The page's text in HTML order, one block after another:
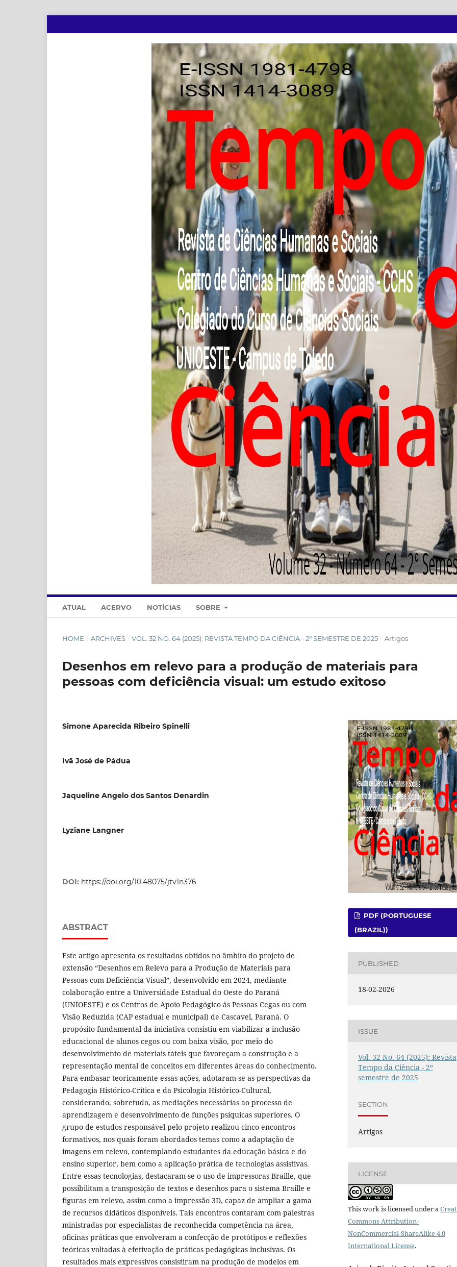
ATUAL ACERVO NOTÍCIAS SOBRE
HOME / ARCHIVES / VOL. 32 NO. 64 (2025): REVISTA TEMPO DA CIÊNCIA - 2º SEMESTRE DE 2025 / Artigos
Desenhos em relevo para a produção de materiais para
pessoas com deficiência visual: um estudo exitoso
Simone Aparecida Ribeiro Spinelli
Ivã José de Pádua
Jaqueline Angelo dos Santos Denardin
Lyziane Langner
DOI: https://doi.org/10.48075/jtv1n376
ABSTRACT
Este artigo apresenta os resultados obtidos no âmbito do projeto de
extensão “Desenhos em Relevo para a Produção de Materiais para
Pessoas com Deficiência Visual”, desenvolvido em 2024, mediante
colaboração entre a Universidade Estadual do Oeste do Paraná
(UNIOESTE) e os Centros de Apoio Pedagógico às Pessoas Cegas ou com
Visão Reduzida (CAP estadual e municipal) de Cascavel, Paraná. O
propósito fundamental da iniciativa consistiu em viabilizar a inclusão
educacional de alunos cegos ou com baixa visão, por meio do
desenvolvimento de materiais táteis que favoreçam a construção e a
representação mental de conceitos em diferentes áreas do conhecimento.
Para embasar teoricamente essas ações, adotaram-se as perspectivas da
Pedagogia Histórico-Crítica e da Psicologia Histórico-Cultural,
considerando, sobretudo, as mediações necessárias ao processo de
aprendizagem e desenvolvimento de funções psíquicas superiores. O
grupo de estudos responsável pelo projeto realizou cinco encontros
formativos, nos quais foram abordados temas como a adaptação de
imagens em relevo, contemplando estudantes da educação básica e do
ensino superior, bem como a aplicação prática de tecnologias assistivas.
Entre essas tecnologias, destacaram-se o uso de impressoras Braille, que
possibilitam a transposição de textos e desenhos para o sistema Braille e
figuras em relevo, assim como a impressão 3D, capaz de ampliar a gama
de recursos didáticos disponíveis. Tais encontros contaram com palestras
ministradas por especialistas de reconhecida competência na área,
oficinas práticas que envolveram a confecção de protótipos e reflexões
teóricas voltadas à efetivação de práticas pedagógicas inclusivas. Os
resultados mais expressivos consistiram na produção de modelos em
PDF (PORTUGUESE
(BRAZIL))
PUBLISHED
18-02-2026
ISSUE
Vol. 32 No. 64 (2025): Revista
Tempo da Ciência - 2º
semestre de 2025
SECTION
Artigos
LICENSE
This work is licensed under a
Commons Attribution-
NonCommercial-ShareAlike 4.0
International License.